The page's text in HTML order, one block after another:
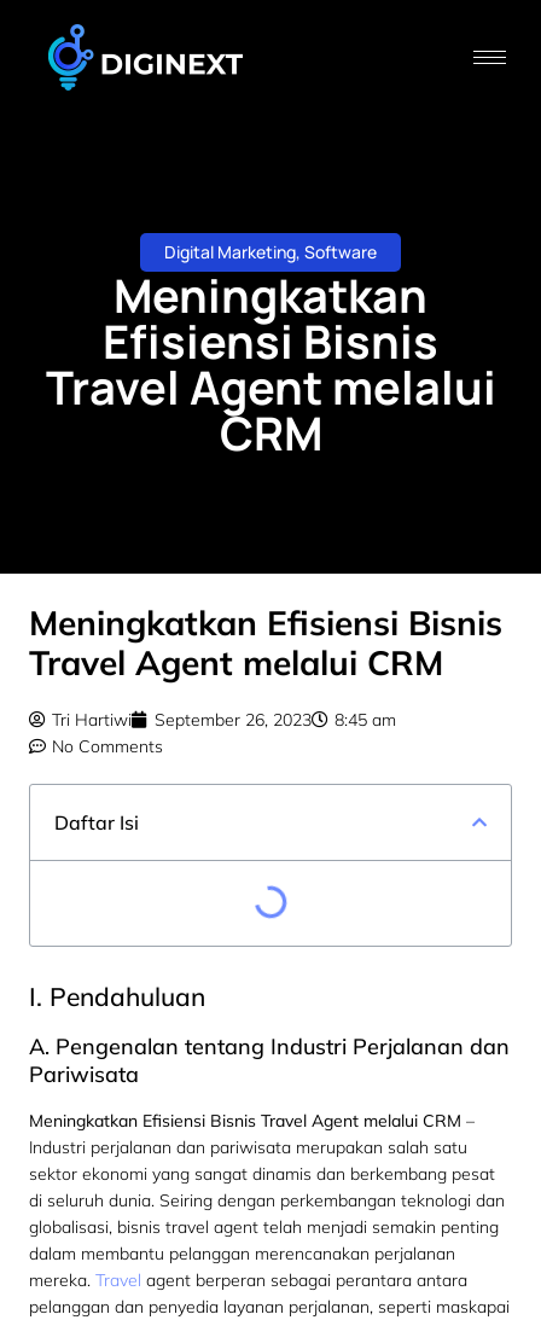
Digital Marketing, Software
Meningkatkan
Efisiensi Bisnis
Travel Agent melalui
CRM
Meningkatkan Efisiensi Bisnis
Travel Agent melalui CRM
Tri Hartiwi September 26, 2023
8:45 am
No Comments
Daftar Isi
I. Pendahuluan
A. Pengenalan tentang Industri Perjalanan dan
Pariwisata
Meningkatkan Efisiensi Bisnis Travel Agent melalui CRM –
Industri perjalanan dan pariwisata merupakan salah satu
sektor ekonomi yang sangat dinamis dan berkembang pesat
di seluruh dunia. Seiring dengan perkembangan teknologi dan
globalisasi, bisnis travel agent telah menjadi semakin penting
dalam membantu pelanggan merencanakan perjalanan
mereka. Travel agent berperan sebagai perantara antara
pelanggan dan penyedia layanan perjalanan, seperti maskapai